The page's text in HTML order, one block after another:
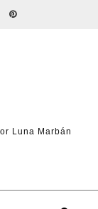
Luna Marbán